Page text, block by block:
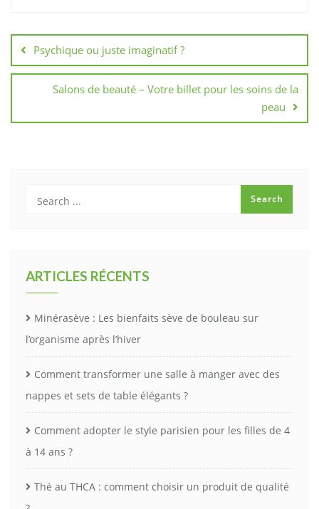
de
l’article
Psychique ou juste imaginatif ?
Salons de beauté – Votre billet pour les soins de la
peau
ARTICLES RÉCENTS
Minérasève : Les bienfaits sève de bouleau sur
l’organisme après l’hiver
Comment transformer une salle à manger avec des
nappes et sets de table élégants ?
Comment adopter le style parisien pour les filles de 4
à 14 ans ?
Thé au THCA : comment choisir un produit de qualité